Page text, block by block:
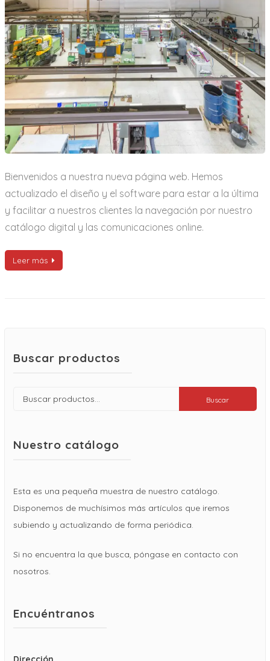
Bienvenidos a nuestra nueva página web. Hemos
actualizado el diseño y el software para estar a la última
y facilitar a nuestros clientes la navegación por nuestro
catálogo digital y las comunicaciones online.
Leer más
Buscar productos
Buscar
Buscar
Nuestro catálogo
Esta es una pequeña muestra de nuestro catálogo.
Disponemos de muchísimos más artículos que iremos
subiendo y actualizando de forma periódica.
Si no encuentra la que busca, póngase en contacto con
nosotros.
Encuéntranos